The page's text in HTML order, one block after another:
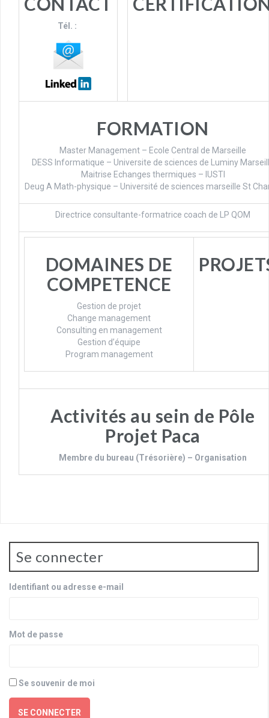
Tél. :
FORMATION
Master Management – Ecole Central de Marseille
DESS Informatique – Universite de sciences de Luminy
Maitrise Echanges thermiques – IUSTI
Deug A Math-physique – Université de sciences marseille St
Directrice consultante-formatrice coach de LP QOM
DOMAINES DE
COMPETENCE
Gestion de projet
Change management
Consulting en management
Gestion d’équipe
Program management
Activités au sein de Pôle
Projet Paca
Membre du bureau (Trésorière) – Organisation
Se connecter
Identifiant ou adresse e-mail
Mot de passe
Se souvenir de moi
SE CONNECTER